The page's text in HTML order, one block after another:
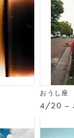
おうし座
4/20 –